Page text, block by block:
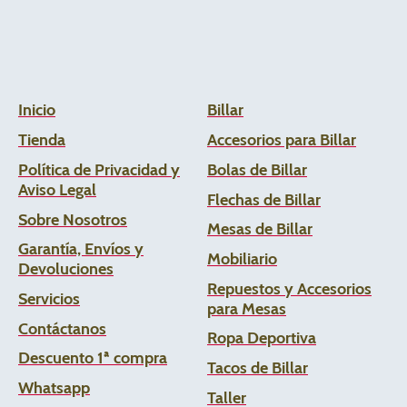
Inicio
Tienda
Política de Privacidad y
Aviso Legal
Sobre Nosotros
Garantía, Envíos y
Devoluciones
Servicios
Contáctanos
Descuento 1ª compra
Whatsapp
Billar
Accesorios para Billar
Bolas de Billar
Flechas de Billar
Mesas de Billar
Mobiliario
Repuestos y Accesorios
para Mesas
Ropa Deportiva
Tacos de Billar
Taller